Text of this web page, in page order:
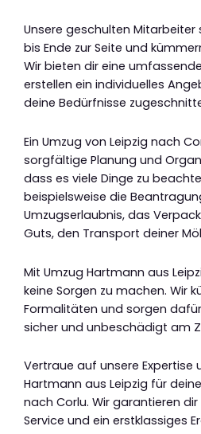
Unsere geschulten
bis Ende zur Seite und
Wir bieten dir eine
erstellen ein individuelles
deine Bedürfnisse
Ein Umzug von Leipzig nach
sorgfältige Planung und
dass es viele Dinge zu
beispielsweise die
Umzugserlaubnis, das
Guts, den Transport deiner
Mit Umzug Hartmann aus
keine Sorgen zu machen. Wir
Formalitäten und sorgen
sicher und unbeschädigt am
Vertraue auf unsere Expertise
Hartmann aus Leipzig für
nach Corlu. Wir garantieren
Service und ein erstklassiges